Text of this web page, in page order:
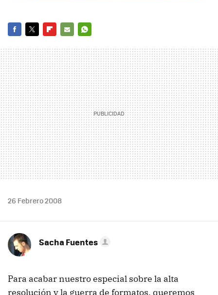
MAIL
26 Febrero 2008
Sacha Fuentes
Para acabar nuestro especial sobre la alta
resolución y la guerra de formatos, queremos